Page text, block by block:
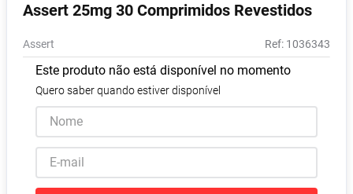
Assert 25mg 30 Comprimidos Revestidos
Assert : 1036343
Este produto não está disponível no momento
Quero saber quando estiver disponível
6º Desodorante
7º
8 Absorvente
9º Pampers Confort Sec
10 º